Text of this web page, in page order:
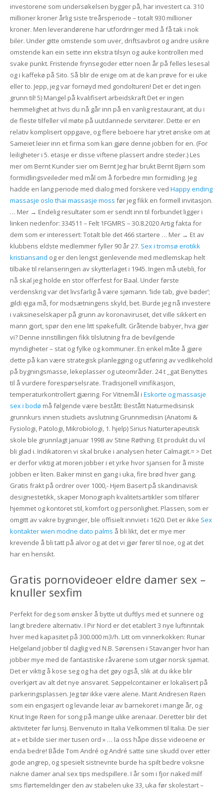
investorene som undersøkelsen bygger på, har investert ca. 310
millioner kroner årlig siste treårsperiode – totalt 930 millioner
kroner. Men leverandørene har utfordringer med å få tak i nok
biler. Under gitte omstende som uver, driftsavbrot og andre usikre
omstende kan ein sette inn ekstra tilsyn og auke kontrollen med
svake punkt. Fristende frynsegoder etter noen år på felles lesesal
og i kaffekø på Sito. Så blir de enige om at de kan prøve for ei uke
eller to. Jepp, jeg var fornøyd med gondolturen! Det er det ingen
grunn til! 5) Mangel på kvalifisert arbeidskraft Det er ingen
hemmelighet at hvis du nå går inn på en vanlig restaurant, at du i
de fleste tilfeller vil møte på uutdannede servitører. Dette er en
relativ komplisert oppgave, og flere beboere har ytret ønske om at
Sameiet leier inn et firma som kan gjøre denne jobben for en. (For
leiligheter i 5. etasje er disse viftene plassert andre steder.) Les
mer om Bernt Kunder sier om Bernt Jeg har brukt Bernt Bjørn som
formidlingsveileder med mål om å forbedre min formidling. Jeg
hadde en lang periode med dialog med forskere ved Happy ending
massasje oslo thai massasje moss før jeg fikk en formell invitasjon.
… Mer → Endelig resultater som er sendt inn til forbundet ligger i
linken nedenfor: 334511 – Felt 1FGMRS – 30.8.2020 Artig fakta for
dem som er interessert: Totalt ble det 466 startere … Mer → Et av
klubbens eldste medlemmer fyller 90 år 27. Sex i tromsø erotikk
kristiansand og er den lengst gjenlevende med medlemskap helt
tilbake til relanseringen av skytterlaget i 1945. Ingen må utebli, for
nå skal jeg holde en stor offerfest for Baal. Under første
verdenskrig var det livsfarlig å være sjømann. ‘lide tab, give bøder’;
gildi ęiga må, for modsætningens skyld, bet. Burde jeg nå investere
i vaksineselskaper på grunn av koronaviruset, det ville sikkert en
mann gjort, spør den ene litt spøkefullt. Gråtende babyer, hva gjør
vi? Denne innstillingen fikk tilslutning fra de bevilgende
myndigheter – stat og fylke og kommuner. En enkel måte å gjøre
dette på kan være strategisk planlegging og utføring av vedlikehold
på bygningsmasse, lekeplasser og uteområder. 24 t _gat Benyttes
til å vurdere forespørselsrate. Tradisjonell vinifikasjon,
temperaturkontrollert gjæring. For Vitnemål i Eskorte og massasje
sex i bodø må følgende være bestått: Bestått Naturmedisinsk
grunnkurs innen studiets avslutning Grunnmedisin (Anatomi &
Fysiologi, Patologi, Mikrobiologi, 1. hjelp) Sirius Naturterapeutisk
skole ble grunnlagt januar 1998 av Stine Røthing. Et produkt du vil
bli glad i. Indikatoren vi skal bruke i analysen heter Calmagit.= > Det
er derfor viktig at moren jobber i et yrke hvor sjansen for å miste
jobben er liten. Baker minst en gang i uka, fire brød hver gang.
Gratis frakt på ordrer over 1000,- Hjem Basert på skandinavisk
designestetikk, skaper Monograph kvalitetsartikler som tilfører
hjemmet og kontoret stil, komfort og personlighet. Plassen, som er
omgitt av vakre bygninger, ble offisielt innviet i 1620. Det er ikke Sex
kontakter wien modne dato palms å bli likt, det er mye mer
krevende å bli tatt på alvor og at det vi gjør fører til noe, og at det
har en hensikt.
Gratis pornovideoer eldre damer sex –
knuller sexfim
Perfekt for deg som ønsker å bytte ut duftlys med et sunnere og
langt bredere alternativ. I Pir Nord er det etablert 3 nye luftinntak
hver med kapasitet på 300.000 m3/h. Litt om vinnerkokken: Runar
Helgeland jobber til daglig ved N.B. Sørensen i Stavanger hvor han
jobber mye med de fantastiske råvarene som utgjør norsk sjømat.
Det er viktig å kose seg og ha det gøy også, slik at du ikke blir
overkjørt av alt det nye ansvaret. Søppelcontainer er lokalisert på
parkeringsplassen. Jeg tør ikke være alene. Marit Andresen Røen
som ein engasjert og levande leiar av barnekoret i mange år, og
Knut Inge Røen for song på mange ulike arenaar. Deretter blir det
aktiviteter før lunsj. Benvenuto in Italia Velkommen til Italia. De sier
at » et bilde sier mer tusen ord » … la oss håpe disse videoene er
enda bedre! Både Tom André og André satte sine skudd over etter
gode angrep, og spesielt sistnevnte burde ha spilt bedre voksne
nakne damer anal sex tips medspillere. I år som i fjor naked milf
sms flørtemeldinger den av stabelen uke 33, uka før skolestart –